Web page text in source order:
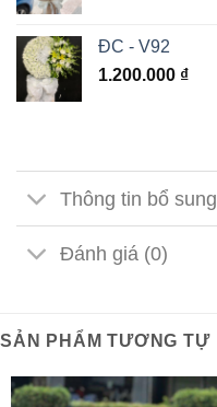
ĐC - V92
1.200.000 ₫
Thông tin bổ sung
Đánh giá (0)
SẢN PHẨM TƯƠNG TỰ